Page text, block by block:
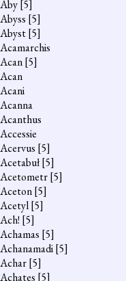
Aby[5]
Abyss [5]
Abyst[5]
Acamarchis
Acan[5]
Acan
Acani
Acanna
Acanthus
Accessie
Acervus [5]
Acetabuł[5]
Acetometr[5]
Aceton[5]
Acetyl[5]
Ach! [5]
Achamas [5]
Achanamadi[5]
Achar[5]
Achates [5]